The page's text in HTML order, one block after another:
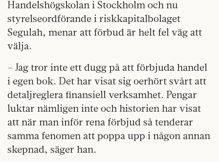
Handelshögskolan i Stockholm och nu
styrelseordförande i riskkapitalbolaget
Segulah, menar att förbud är helt fel väg att
välja.
– Jag tror inte ett dugg på att förbjuda handel
i egen bok. Det har visat sig oerhört svårt att
detaljreglera finansiell verksamhet. Pengar
luktar nämligen inte och historien har visat
att när man inför rena förbjud så tenderar
samma fenomen att poppa upp i någon annan
skepnad, säger han.